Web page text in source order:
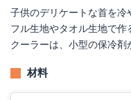
子供のデリケートな首を冷
フル生地やタオル生地で
クーラーは、小型の保冷剤
材料